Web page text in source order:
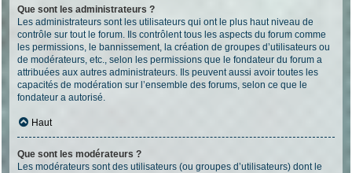
Que sont les administrateurs ?
Les administrateurs sont les utilisateurs qui ont le plus haut niveau de
contrôle sur tout le forum. Ils contrôlent tous les aspects du forum comme
les permissions, le bannissement, la création de groupes d’utilisateurs ou
de modérateurs, etc., selon les permissions que le fondateur du forum a
attribuées aux autres administrateurs. Ils peuvent aussi avoir toutes les
capacités de modération sur l’ensemble des forums, selon ce que le
fondateur a autorisé.
Haut
Que sont les modérateurs ?
Les modérateurs sont des utilisateurs (ou groupes d’utilisateurs) dont le